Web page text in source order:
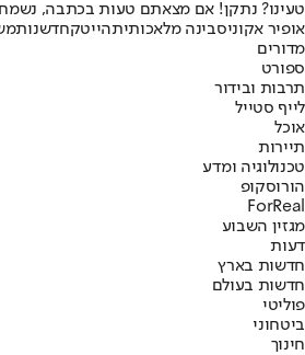
טעינו? נתקן! אם מצאתם טעות בכתבה,
אופיר אקוניסבינה מלאכותיתהייטקחדשנות
מדורים
ספורט
תרבות ובידור
לייף סטייל
אוכל
תיירות
טכנולוגיה ומדע
הורוסקופ
ForReal
מגזין השבוע
דעות
חדשות בארץ
חדשות בעולם
פוליטי
ביטחוני
חינוך